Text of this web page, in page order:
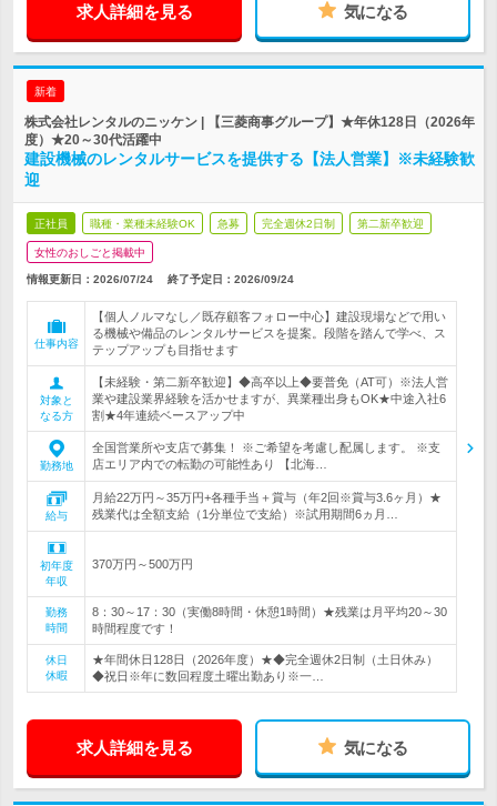
求人詳細を見る 気になる
新着
株式会社レンタルのニッケン | 【三菱商事グループ】★年休128日（2026年
度）★20～30代活躍中
建設機械のレンタルサービスを提供する【法人営業】※未経験歓
迎
正社員 職種・業種未経験OK 急募 完全週休2日制 第二新卒歓迎
女性のおしごと掲載中
情報更新日：2026/07/24 終了予定日： 2026/09/24
仕事内容
【個人ノルマなし／既存顧客フォロー中心】建設現場などで用い
る機械や備品のレンタルサービスを提案。段階を踏んで学べ、ス
テップアップも目指せます
対象と
なる方
【未経験・第二新卒歓迎】◆高卒以上◆要普免（AT可）※法人営
業や建設業界経験を活かせますが、異業種出身もOK★中途入社6
割★4年連続ベースアップ中
勤務地
全国営業所や支店で募集！ ※ご希望を考慮し配属します。 ※支
店エリア内での転勤の可能性あり 【北海…
給与
月給22万円～35万円+各種手当＋賞与（年2回※賞与3.6ヶ月）★
残業代は全額支給（1分単位で支給）※試用期間6ヵ月…
初年度
年収
370万円～500万円
勤務
時間
8：30～17：30（実働8時間・休憩1時間）★残業は月平均20～30
時間程度です！
休日
休暇
★年間休日128日（2026年度）★◆完全週休2日制（土日休み）
◆祝日※年に数回程度土曜出勤あり※一…
求人詳細を見る 気になる